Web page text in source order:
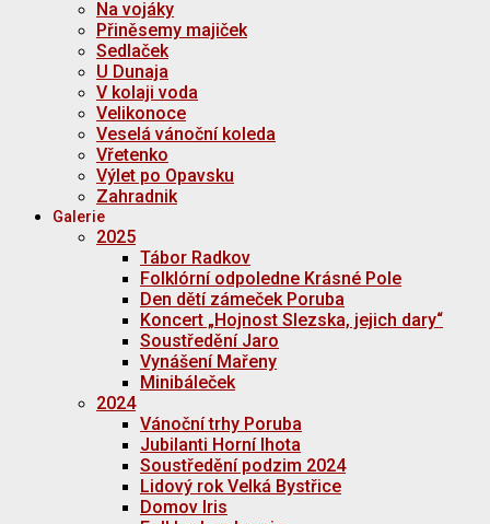
Na vojáky
Přiněsemy majiček
Sedlaček
U Dunaja
V kolaji voda
Velikonoce
Veselá vánoční koleda
Vřetenko
Výlet po Opavsku
Zahradnik
Galerie
2025
Tábor Radkov
Folklórní odpoledne Krásné Pole
Den dětí zámeček Poruba
Koncert „Hojnost Slezska, jejich dary“
Soustředění Jaro
Vynášení Mařeny
Minibáleček
2024
Vánoční trhy Poruba
Jubilanti Horní lhota
Soustředění podzim 2024
Lidový rok Velká Bystřice
Domov Iris